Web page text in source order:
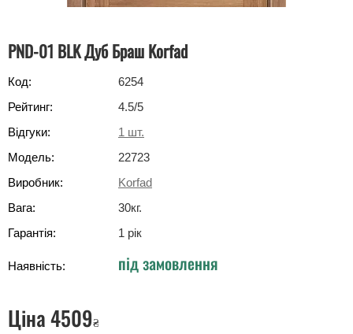
PND-01 BLK Дуб Браш Korfad
Код:
6254
Рейтинг:
4.5/5
Відгуки:
1 шт.
Модель:
22723
Виробник:
Korfad
Вага:
30кг.
Гарантія:
1 рік
Наявність: під замовлення
Ціна4509₴